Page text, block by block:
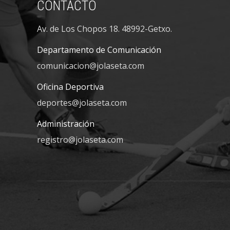
CONTACTO
Av. de Los Chopos 18. 48992-Getxo.
Departamento de Comunicación
comunicacion@jolaseta.com
Oficina Deportiva
deportes@jolaseta.com
Administración
registro@jolaseta.com